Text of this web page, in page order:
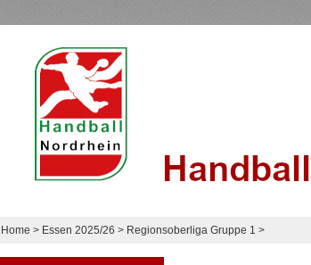
Home > Essen 2025/26 > Regionsoberliga Gruppe 1 >